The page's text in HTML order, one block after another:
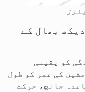
بھال کے
کو یقینی
کی عمر کو طول
جانچ، حرکت